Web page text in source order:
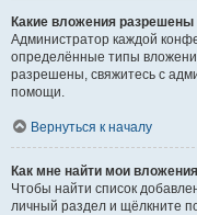
Какие вложения
Администратор каждой
определённые типы
разрешены, свяжитесь с
помощи.
Вернуться к началу
Как мне найти мои
Чтобы найти список
личный раздел и щёлкните